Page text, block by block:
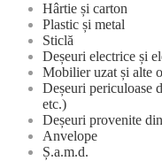
Hârtie și carton
Plastic și metal
Sticlă
Deșeuri electrice și
Mobilier uzat și alte
Deșeuri periculoase
etc.)
Deșeuri provenite
Anvelope
Ș.a.m.d.